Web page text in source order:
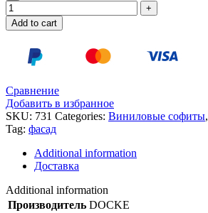
Add to cart
Сравнение
Добавить в избранное
SKU: 731 Categories: Виниловые софиты,
Tag: фасад
Additional information
Доставка
Additional information
Производитель DOCKE